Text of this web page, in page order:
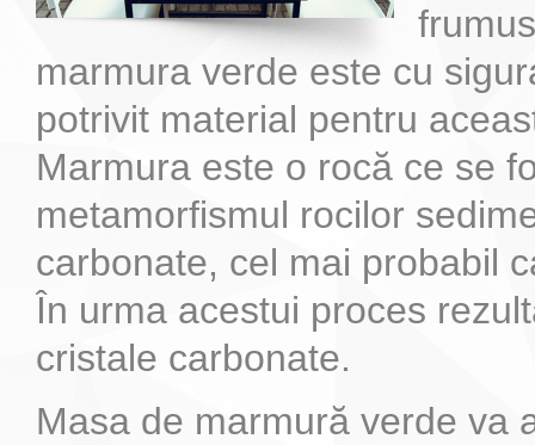
marmura verde este cu
potrivit material pentru
Marmura este o rocă ce se
metamorfismul rocilor
carbonate, cel mai probabil
În urma acestui proces
cristale carbonate.
Masa de marmură verde va